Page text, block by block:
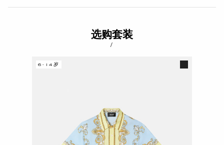
选购套装
/
6-14岁